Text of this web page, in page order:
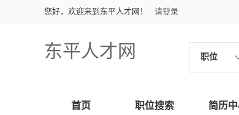
您好，欢迎来到东平人才网！ 请登录
东平人才网 职位
首页 职位搜索 简历